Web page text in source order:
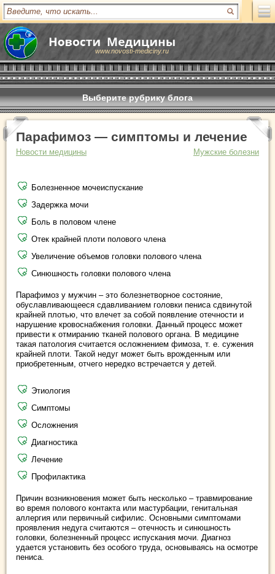
www.novosti-mediciny.ru
Выберите рубрику блога
Парафимоз — симптомы и лечение
Новости медицины Мужские болезни
Болезненное мочеиспускание
Задержка мочи
Боль в половом члене
Отек крайней плоти полового члена
Увеличение объемов головки полового члена
Синюшность головки полового члена
Парафимоз у мужчин – это болезнетворное состояние,
обуславливающееся сдавливанием головки пениса сдвинутой
крайней плотью, что влечет за собой появление отечности и
нарушение кровоснабжения головки. Данный процесс может
привести к отмиранию тканей полового органа. В медицине
такая патология считается осложнением фимоза, т. е. сужения
крайней плоти. Такой недуг может быть врожденным или
приобретенным, отчего нередко встречается у детей.
Этиология
Симптомы
Осложнения
Диагностика
Лечение
Профилактика
Причин возникновения может быть несколько – травмирование
во время полового контакта или мастурбации, генитальная
аллергия или первичный сифилис. Основными симптомами
проявления недуга считаются – отечность и синюшность
головки, болезненный процесс испускания мочи. Диагноз
удается установить без особого труда, основываясь на осмотре
пениса.